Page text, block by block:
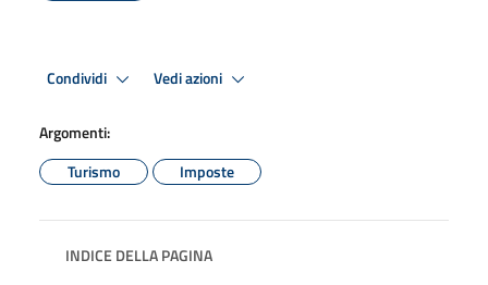
Condividi Vedi azioni
Argomenti:
Turismo
Imposte
INDICE DELLA PAGINA